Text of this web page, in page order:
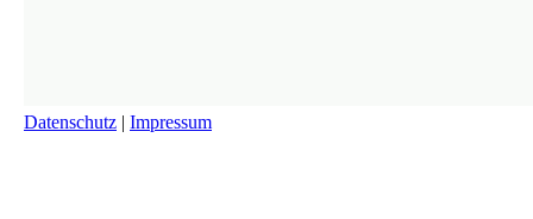
Datenschutz | Impressum